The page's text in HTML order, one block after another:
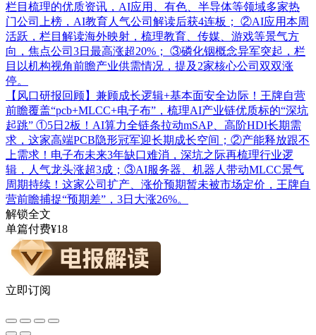
栏目梳理的优质资讯，AI应用、有色、半导体等领域多家热
门公司上榜，AI教育人气公司解读后获4连板； ②AI应用本周
活跃，栏目解读海外映射，梳理教育、传媒、游戏等景气方
向，焦点公司3日最高涨超20%； ③磷化铟概念异军突起，栏
目以机构视角前瞻产业供需情况，提及2家核心公司双双涨
停。
【风口研报回顾】兼顾成长逻辑+基本面安全边际！王牌自营
前瞻覆盖“pcb+MLCC+电子布”，梳理AI产业链优质标的“深坑
起跳” ①5日2板！AI算力全链条拉动mSAP、高阶HDI长期需
求，这家高端PCB隐形冠军迎长期成长空间；②产能释放跟不
上需求！电子布未来3年缺口难消，深坑之际再梳理行业逻
辑，人气龙头涨超3成；③AI服务器、机器人带动MLCC景气
周期持续！这家公司扩产、涨价预期暂未被市场定价，王牌自
营前瞻捕捉“预期差”，3日大涨26%。
解锁全文
单篇付费¥18
立即订阅